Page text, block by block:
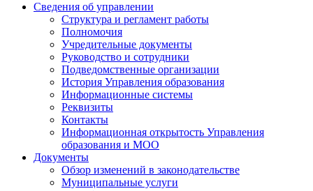
Сведения об управлении
Структура и регламент работы
Полномочия
Учредительные документы
Руководство и сотрудники
Подведомственные организации
История Управления образования
Информационные системы
Реквизиты
Контакты
Информационная открытость Управления
образования и МОО
Документы
Обзор изменений в законодательстве
Муниципальные услуги